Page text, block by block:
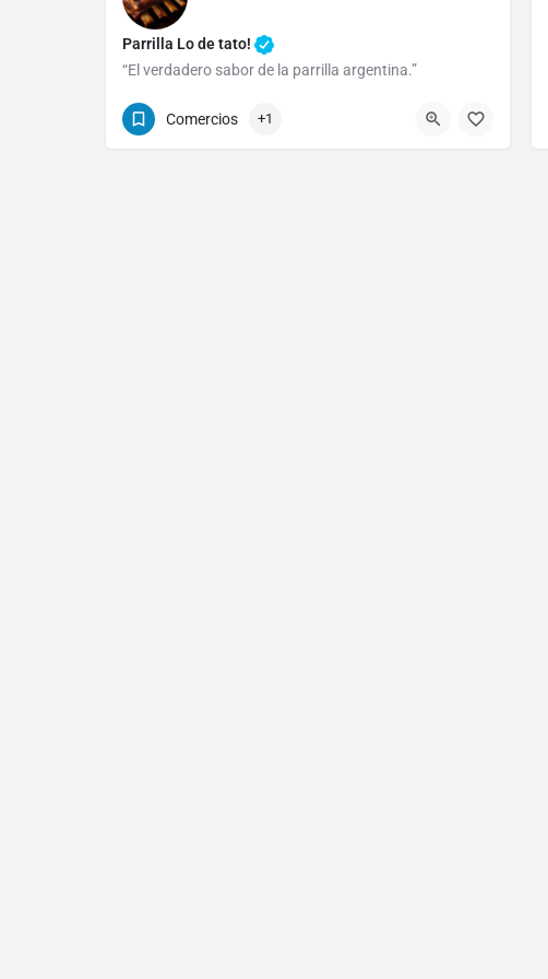
Parrilla Lo de tato!
“El verdadero sabor de la parrilla argentina.”
(0221) 15 420-4573 / (0221) 483-1050
Av. 122 1404
Comercios +1